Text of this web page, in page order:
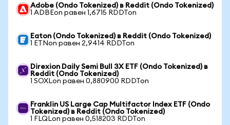
Adobe (Ondo Tokenized) в Reddit (Ondo Tokenized)
1 ADBEon равен 1,6715 RDDTon
Eaton (Ondo Tokenized) в Reddit (Ondo Tokenized)
1 ETNon равен 2,9414 RDDTon
Direxion Daily Semi Bull 3X ETF (Ondo Tokenized) в
Reddit (Ondo Tokenized)
1 SOXLon равен 0,880900 RDDTon
Franklin US Large Cap Multifactor Index ETF (Ondo
Tokenized) в Reddit (Ondo Tokenized)
1 FLQLon равен 0,518203 RDDTon